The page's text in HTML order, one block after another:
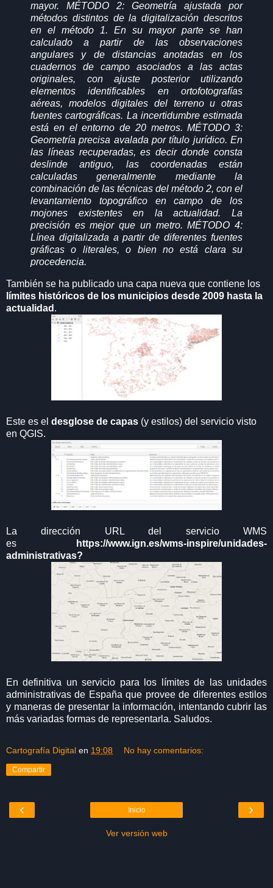
mayor. MÉTODO 2: Geometría ajustada por
métodos distintos de la digitalización descritos
en el método 1. En su mayor parte se han
calculado a partir de las observaciones
angulares y de distancias anotadas en los
cuadernos de campo asociados a las actas
originales, con ajuste posterior utilizando
elementos identificables en ortofotografías
aéreas, modelos digitales del terreno u otras
fuentes cartográficas. La incertidumbre estimada
está en el entorno de 20 metros. MÉTODO 3:
Geometría precisa avalada por título jurídico. En
las líneas recuperadas, es decir donde consta
deslinde antiguo, las coordenadas están
calculadas generalmente mediante la
combinación de las técnicas del método 2, con el
levantamiento topográfico en campo de los
mojones existentes en la actualidad. La
precisión es mejor que un metro. MÉTODO 4:
Línea digitalizada a partir de diferentes fuentes
gráficas o literales, o bien no está clara su
procedencia.
También se ha publicado una capa nueva que contiene los
límites históricos de los municipios desde 2009 hasta la
actualidad .
Este es el desglose de capas (y estilos) del servicio visto
en QGIS.
La dirección URL del servicio WMS
es
https://www.ign.es/wms-inspire/unidades-
administrativas?
En definitiva un servicio para los límites de las unidades
administrativas de España que provee de diferentes estilos
y maneras de presentar la información, intentando cubrir las
más variadas formas de representarla. Saludos.
Cartografía Digital en 19:08 No hay comentarios:
Compartir
‹ ›
Inicio
Ver versión web